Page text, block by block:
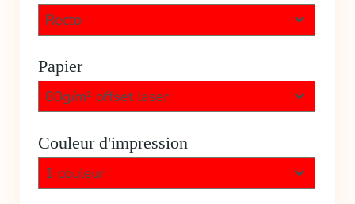
Recto
Papier
80g/m² offset laser
Couleur d'impression
1 couleur